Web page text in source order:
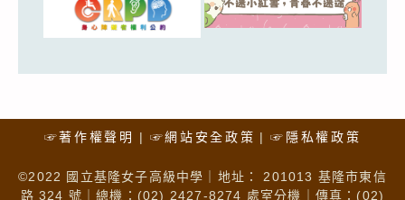
☞著作權聲明 ☞網站安全政策 ☞隱私權政策
©2022 國立基隆女子高級中學｜地址： 201013 基隆市東信
路 324 號｜總機：(02) 2427-8274 處室分機｜傳真：(02)